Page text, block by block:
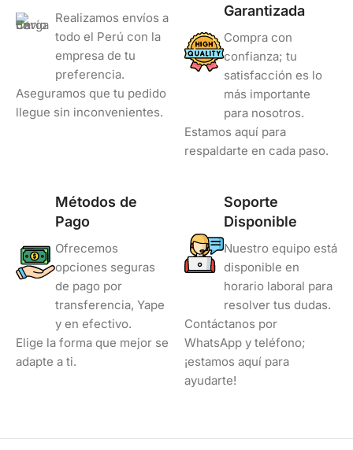
Realizamos envíos a
todo el Perú con la
empresa de tu
preferencia.
Aseguramos que tu pedido
llegue sin inconvenientes.
Garantizada
Compra con
confianza; tu
satisfacción es lo
más importante
para nosotros.
Estamos aquí para
respaldarte en cada paso.
Métodos de
Pago
Ofrecemos
opciones seguras
de pago por
transferencia, Yape
y en efectivo.
Elige la forma que mejor se
adapte a ti.
Soporte
Disponible
Nuestro equipo está
disponible en
horario laboral para
resolver tus dudas.
Contáctanos por
WhatsApp y teléfono;
¡estamos aquí para
ayudarte!